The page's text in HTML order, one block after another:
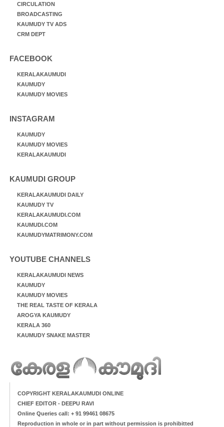
CIRCULATION
BROADCASTING
KAUMUDY TV ADS
CRM DEPT
FACEBOOK
KERALAKAUMUDI
KAUMUDY
KAUMUDY MOVIES
INSTAGRAM
KAUMUDY
KAUMUDY MOVIES
KERALAKAUMUDI
KAUMUDI GROUP
KERALAKAUMUDI DAILY
KAUMUDY TV
KERALAKAUMUDI.COM
KAUMUDI.COM
KAUMUDYMATRIMONY.COM
YOUTUBE CHANNELS
KERALAKAUMUDI NEWS
KAUMUDY
KAUMUDY MOVIES
THE REAL TASTE OF KERALA
AROGYA KAUMUDY
KERALA 360
KAUMUDY SNAKE MASTER
COPYRIGHT KERALAKAUMUDI ONLINE
CHIEF EDITOR - DEEPU RAVI
Online Queries call: + 91 99461 08675
Reproduction in whole or in part without permission is prohibitted